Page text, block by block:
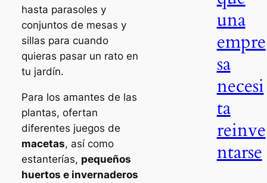
hasta parasoles y
conjuntos de mesas y
sillas para cuando
quieras pasar un rato en
tu jardín.
Para los amantes de las
plantas, ofertan
diferentes juegos de
macetas, así como
estanterías, pequeños
huertos e invernaderos
una
empre
sa
necesi
ta
reinve
ntarse